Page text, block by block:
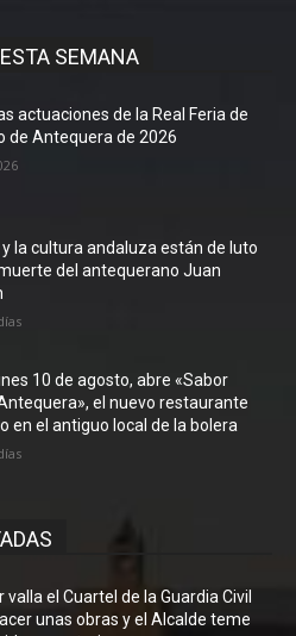
SEMANA
actuaciones de la Real Feria de
de Antequera de 2026
y la cultura andaluza están de luto
del antequerano Juan
10 de agosto, abre «Sabor
el nuevo restaurante
en el antiguo local de la bolera
valla el Cuartel de la Guardia Civil
unas obras y el Alcalde teme